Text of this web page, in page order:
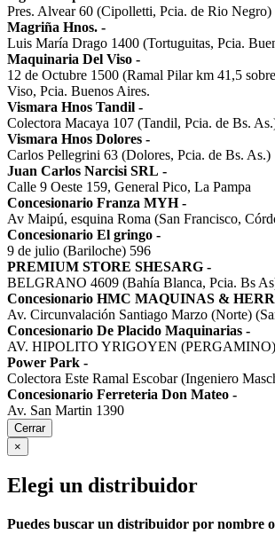
Pres. Alvear 60 (Cipolletti, Pcia. de Rio Negro)
Magriña Hnos. -
Luis María Drago 1400 (Tortuguitas, Pcia.
Maquinaria Del Viso -
12 de Octubre 1500 (Ramal Pilar km 41,5
Viso, Pcia. Buenos Aires.
Vismara Hnos Tandil -
Colectora Macaya 107 (Tandil, Pcia. de Bs.
Vismara Hnos Dolores -
Carlos Pellegrini 63 (Dolores, Pcia. de Bs. As.)
Juan Carlos Narcisi SRL -
Calle 9 Oeste 159, General Pico, La Pampa
Concesionario Franza MYH -
Av Maipú, esquina Roma (San Francisco,
Concesionario El gringo -
9 de julio (Bariloche) 596
PREMIUM STORE SHESARG -
BELGRANO 4609 (Bahía Blanca, Pcia. Bs
Concesionario HMC MAQUINAS &
Av. Circunvalación Santiago Marzo (Norte)
Concesionario De Placido Maquinarias -
AV. HIPOLITO YRIGOYEN
Power Park -
Colectora Este Ramal Escobar (Ingeniero
Concesionario Ferreteria Don Mateo -
Av. San Martin 1390
Cerrar
×
Elegi un distribuidor
Puedes buscar un distribuidor por nombre